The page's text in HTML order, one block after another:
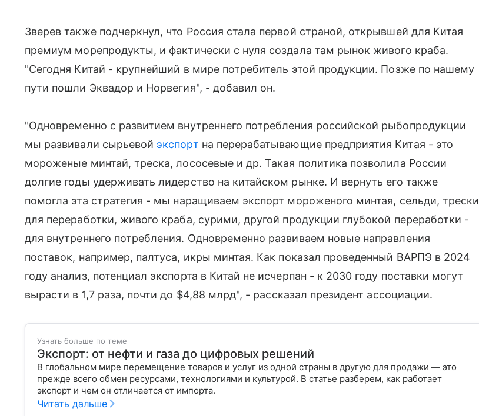
Зверев также подчеркнул, что Россия стала первой страной, открывшей для Китая
премиум морепродукты, и фактически с нуля создала там рынок живого краба.
"Сегодня Китай - крупнейший в мире потребитель этой продукции. Позже по нашему
пути пошли Эквадор и Норвегия", - добавил он.
"Одновременно с развитием внутреннего потребления российской рыбопродукции
мы развивали сырьевой экспорт на перерабатывающие предприятия Китая - это
мороженые минтай, треска, лососевые и др. Такая политика позволила России
долгие годы удерживать лидерство на китайском рынке. И вернуть его также
помогла эта стратегия - мы наращиваем экспорт мороженого минтая, сельди, трески
для переработки, живого краба, сурими, другой продукции глубокой переработки -
для внутреннего потребления. Одновременно развиваем новые направления
поставок, например, палтуса, икры минтая. Как показал проведенный ВАРПЭ в 2024
году анализ, потенциал экспорта в Китай не исчерпан - к 2030 году поставки могут
вырасти в 1,7 раза, почти до $4,88 млрд", - рассказал президент ассоциации.
Узнать больше по теме
Экспорт: от нефти и газа до цифровых решений
В глобальном мире перемещение товаров и услуг из одной страны в другую для продажи — это
прежде всего обмен ресурсами, технологиями и культурой. В статье разберем, как работает
экспорт и чем он отличается от импорта.
Читать дальше